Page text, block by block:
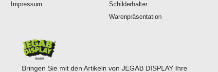
Bringen Sie mit den Artikeln von JEGAB DISPLAY Ihre
Impressum
Schilderhalter
Warenpräsentation